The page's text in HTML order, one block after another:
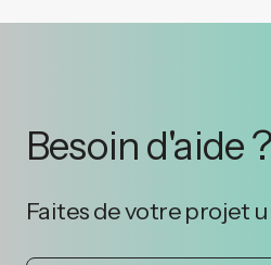
Besoin d'aide ?
Faites de votre projet